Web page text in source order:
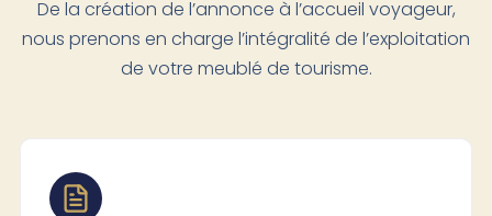
De la création de l’annonce à l’accueil voyageur,
nous prenons en charge l’intégralité de l’exploitation
de votre meublé de tourisme.